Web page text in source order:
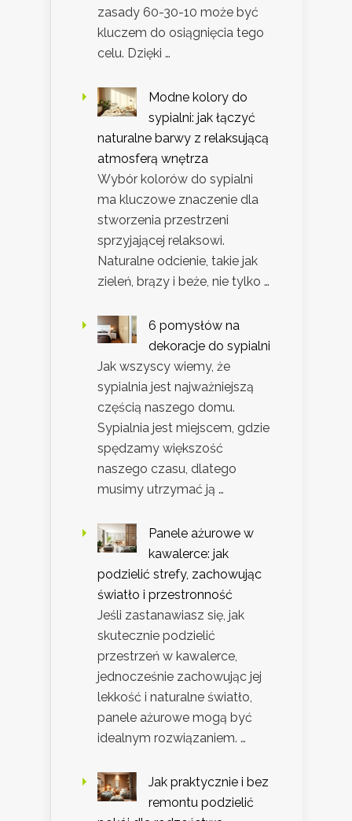
zasady 60-30-10 może być
kluczem do osiągnięcia tego
celu. Dzięki …
Modne kolory do
sypialni: jak łączyć
naturalne barwy z relaksującą
atmosferą wnętrza
Wybór kolorów do sypialni
ma kluczowe znaczenie dla
stworzenia przestrzeni
sprzyjającej relaksowi.
Naturalne odcienie, takie jak
zieleń, brązy i beże, nie tylko …
6 pomysłów na
dekoracje do sypialni
Jak wszyscy wiemy, że
sypialnia jest najważniejszą
częścią naszego domu.
Sypialnia jest miejscem, gdzie
spędzamy większość
naszego czasu, dlatego
musimy utrzymać ją …
Panele ażurowe w
kawalerce: jak
podzielić strefy, zachowując
światło i przestronność
Jeśli zastanawiasz się, jak
skutecznie podzielić
przestrzeń w kawalerce,
jednocześnie zachowując jej
lekkość i naturalne światło,
panele ażurowe mogą być
idealnym rozwiązaniem. …
Jak praktycznie i bez
remontu podzielić